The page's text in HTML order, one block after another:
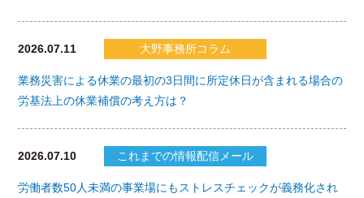
2026.07.11 大野事務所コラム
業務災害による休業の最初の3日間に所定休日が含まれる場合の
労基法上の休業補償の考え方は？
2026.07.10 これまでの情報配信メール
労働者数50人未満の事業場にもストレスチェックが義務化され